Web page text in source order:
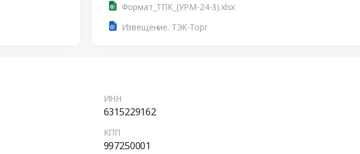
Формат_ТПК_(УРМ-24-3).xlsx
Извещение. ТЭК-Торг
ИНН
6315229162
КПП
997250001